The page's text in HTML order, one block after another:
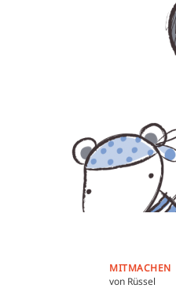
MITMACHEN
von Rüssel